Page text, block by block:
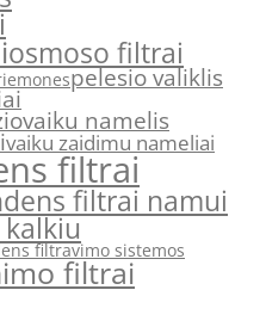
osmoso filtrai
pelesio valiklis
vaiku namelis
vaiku zaidimu nameliai
filtrai
filtrai namui
filtravimo sistemos
filtrai